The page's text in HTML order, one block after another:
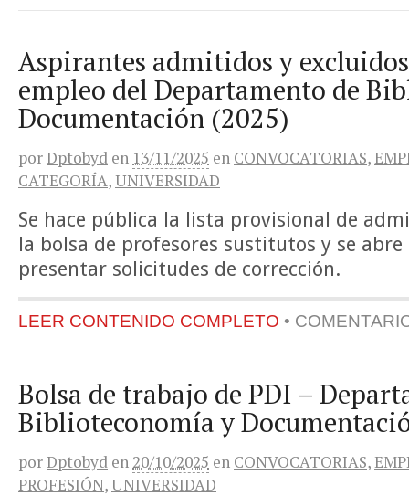
Aspirantes admitidos y
empleo del Departamento de
Documentación (2025)
porDptobyd en 13/11/2025 en CONVOCATORIAS,
CATEGORÍA,UNIVERSIDAD
Se hace pública la lista provisional de
la bolsa de profesores sustitutos y se
presentar solicitudes de corrección.
LEER CONTENIDO COMPLETO •
Bolsa de trabajo de PDI –
Biblioteconomía y
porDptobyd en 20/10/2025 en CONVOCATORIAS,
PROFESIÓN,UNIVERSIDAD